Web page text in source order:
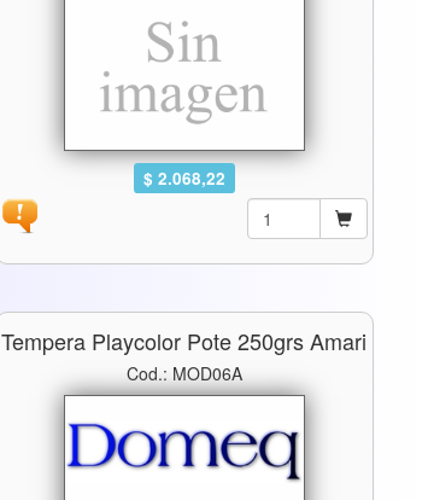
$ 2.068,22
Tempera Playcolor Pote 250grs Amari
Cod.: MOD06A